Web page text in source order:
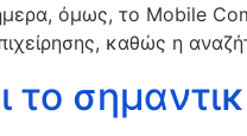
όμως, το Mobile
καθώς η
το